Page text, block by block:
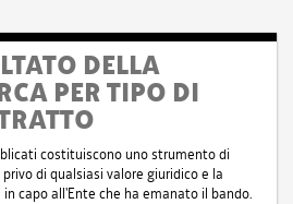
DELLA
PER TIPO DI
costituiscono uno strumento di
di qualsiasi valore giuridico e la
capo all'Ente che ha emanato il bando.